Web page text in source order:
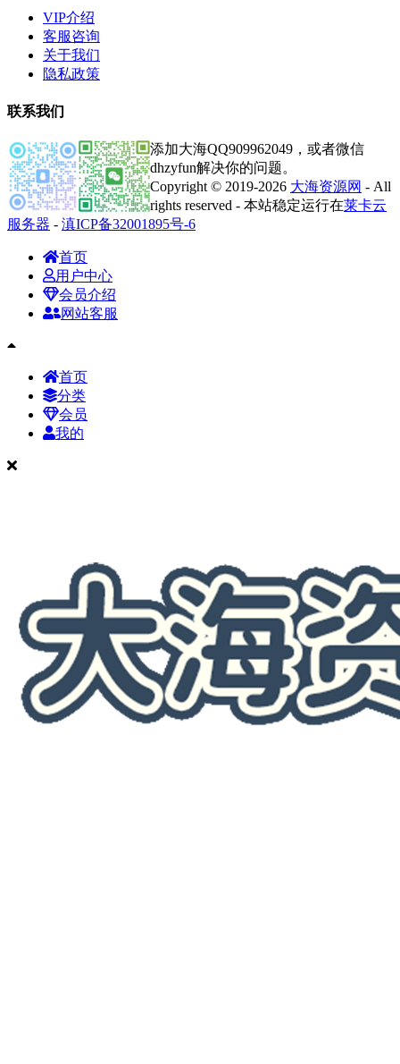
VIP介绍
客服咨询
关于我们
隐私政策
联系我们
添加大海QQ909962049，或者微信
dhzyfun解决你的问题。
Copyright © 2019-2026 大海资源网 - All
rights reserved - 本站稳定运行在莱卡云
服务器 - 滇ICP备32001895号-6
首页
用户中心
会员介绍
网站客服
首页
分类
会员
我的